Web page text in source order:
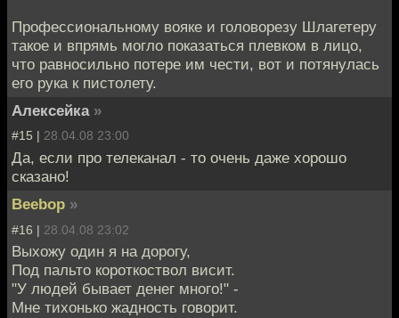
Профессиональному вояке и головорезу Шлагетеру
такое и впрямь могло показаться плевком в лицо,
что равносильно потере им чести, вот и потянулась
его рука к пистолету.
Алексейка »
#15 | 28.04.08 23:00
Да, если про телеканал - то очень даже хорошо
сказано!
Beebop »
#16 | 28.04.08 23:02
Выхожу один я на дорогу,
Под пальто короткоствол висит.
"У людей бывает денег много!" -
Мне тихонько жадность говорит.